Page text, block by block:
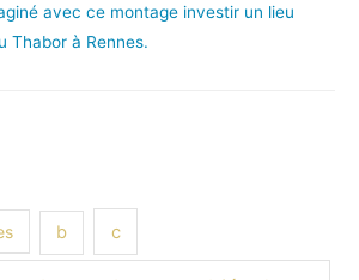
avec ce montage investir un lieu
Thabor à Rennes.
b c